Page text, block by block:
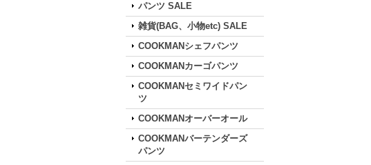
パンツ SALE
雑貨(BAG、小物etc) SALE
COOKMANシェフパンツ
COOKMANカーゴパンツ
COOKMANセミワイドパン
ツ
COOKMANオーバーオール
COOKMANバーテンダーズ
パンツ